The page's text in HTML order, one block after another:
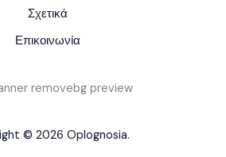
Σχετικά
Επικοινωνία
© 2026 Oplognosia.